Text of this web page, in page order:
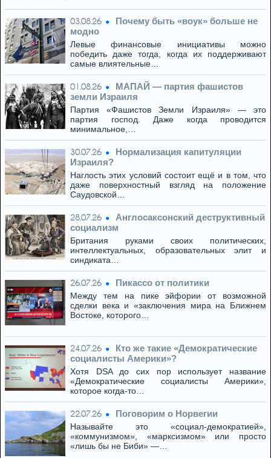
03.08.26
Почему быть «воук» больше не
модно
Левые финансовые инициативы можно
победить даже тогда, когда их поддерживают
самые влиятельные…
01.08.26
МАПАЙ — партия фашистов
земли Израиля
Партия «Фашистов Земли Израиля» — это
партия господ. Даже когда проводится
минимальное,…
30.07.26
Нормализация капитуляции
Израиля?
Наглость этих условий состоит ещё и в том, что
даже поверхностный взгляд на положение
Саудовской…
28.07.26
Англосаксонский деструктивный
социализм
Британия руками своих политических,
интеллектуальных, образовательных элит и
синдиката…
26.07.26 Пикассо от политики
Между тем на пике эйфории от возможной
сделки века и «заключения мира на Ближнем
Востоке, которого…
24.07.26
Кто же такие «Демократические
социалисты Америки»?
Хотя DSA до сих пор использует название
«Демократические социалисты Америки»,
которое когда-то…
22.07.26 Поговорим о Норвегии
Называйте это «социал-демократией»,
«коммунизмом», «марксизмом» или просто
«лишь бы не Биби» —…